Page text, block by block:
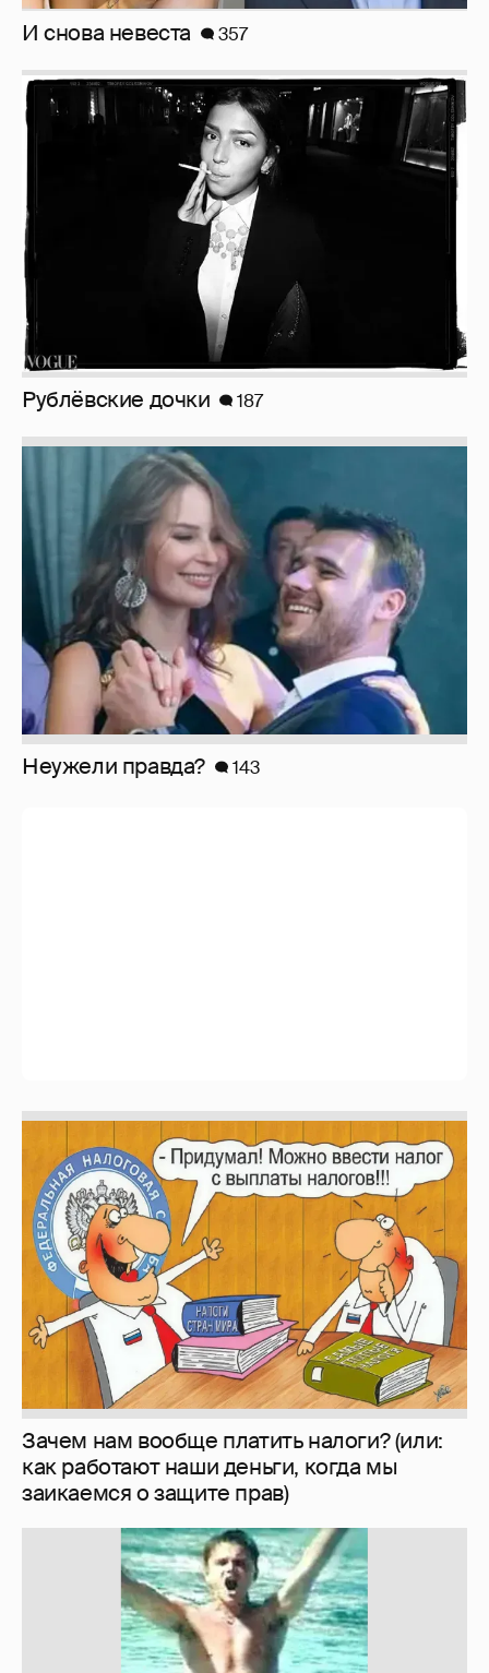
И снова невеста 357
Рублёвские дочки 187
Неужели правда? 143
Зачем нам вообще платить налоги? (или:
как работают наши деньги, когда мы
заикаемся о защите прав)
110